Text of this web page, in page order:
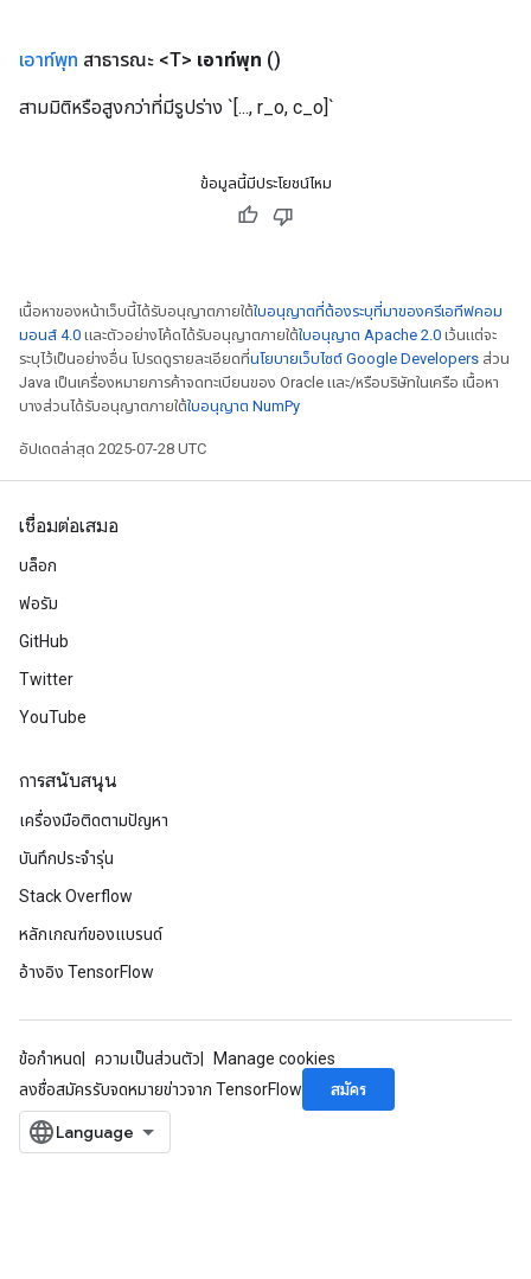
เอาท์พุท สาธารณะ <T> เอาท์พุท ()
สามมิติหรือสูงกว่าที่มีรูปร่าง `[..., r_o, c_o]`
ข้อมูลนี้มีประโยชน์ไหม
เนื้อหาของหน้าเว็บนี้ได้รับอนุญาตภายใต้ใบอนุญาตที่ต้องระบุที่มาของครีเอทีฟคอม
มอนส์ 4.0 และตัวอย่างโค้ดได้รับอนุญาตภายใต้ใบอนุญาต Apache 2.0 เว้นแต่จะ
ระบุไว้เป็นอย่างอื่น โปรดดูรายละเอียดที่นโยบายเว็บไซต์ Google Developers ส่วน
Java เป็นเครื่องหมายการค้าจดทะเบียนของ Oracle และ/หรือบริษัทในเครือ เนื้อหา
บางส่วนได้รับอนุญาตภายใต้ใบอนุญาต NumPy
อัปเดตล่าสุด 2025-07-28 UTC
เชื่อมต่อเสมอ
บล็อก
ฟอรัม
GitHub
Twitter
YouTube
การสนับสนุน
เครื่องมือติดตามปัญหา
บันทึกประจำรุ่น
Stack Overflow
หลักเกณฑ์ของแบรนด์
อ้างอิง TensorFlow
ข้อกำหนด ความเป็นส่วนตัว
Manage cookies
ลงชื่อสมัครรับจดหมายข่าวจาก TensorFlow
สมัคร